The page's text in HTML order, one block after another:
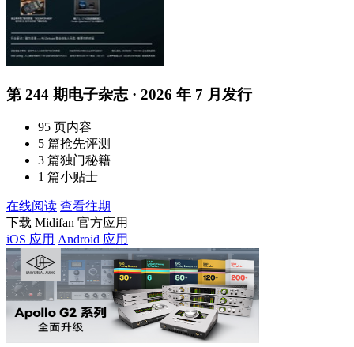
第 244 期电子杂志 · 2026 年 7 月发行
95 页内容
5 篇抢先评测
3 篇独门秘籍
1 篇小贴士
在线阅读 查看往期
下载 Midifan 官方应用
iOS 应用 Android 应用